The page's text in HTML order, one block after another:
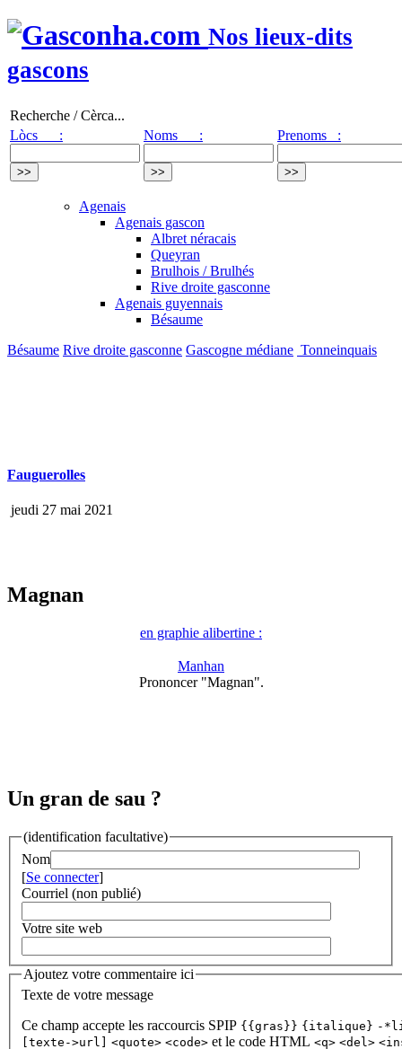
Nos lieux-dits
gascons
Recherche / Cèrca...
Lòcs :
Noms : Prenoms :
Agenais
Agenais gascon
Albret néracais
Queyran
Brulhois / Brulhés
Rive droite gasconne
Agenais guyennais
Bésaume
Bésaume Rive droite gasconne Gascogne médiane Tonneinquais
Fauguerolles
jeudi 27 mai 2021
Magnan
en graphie alibertine :
Manhan
Prononcer "Magnan".
Un gran de sau ?
(identification facultative)
Nom
[Se connecter]
Courriel (non publié)
Votre site web
Ajoutez votre commentaire ici
Texte de votre message
Ce champ accepte les raccourcis SPIP {{gras}} {italique} -
[texte->url]
<quote> <code> et le code HTML <q> <del>